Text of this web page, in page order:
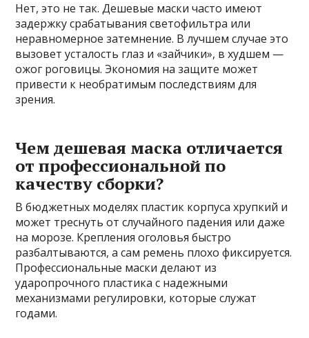
Нет, это не так. Дешевые маски часто имеют
задержку срабатывания светофильтра или
неравномерное затемнение. В лучшем случае это
вызовет усталость глаз и «зайчики», в худшем —
ожог роговицы. Экономия на защите может
привести к необратимым последствиям для
зрения.
Чем дешевая маска отличается
от профессиональной по
качеству сборки?
В бюджетных моделях пластик корпуса хрупкий и
может треснуть от случайного падения или даже
на морозе. Крепления оголовья быстро
разбалтываются, а сам ремень плохо фиксируется.
Профессиональные маски делают из
ударопрочного пластика с надежными
механизмами регулировки, которые служат
годами.